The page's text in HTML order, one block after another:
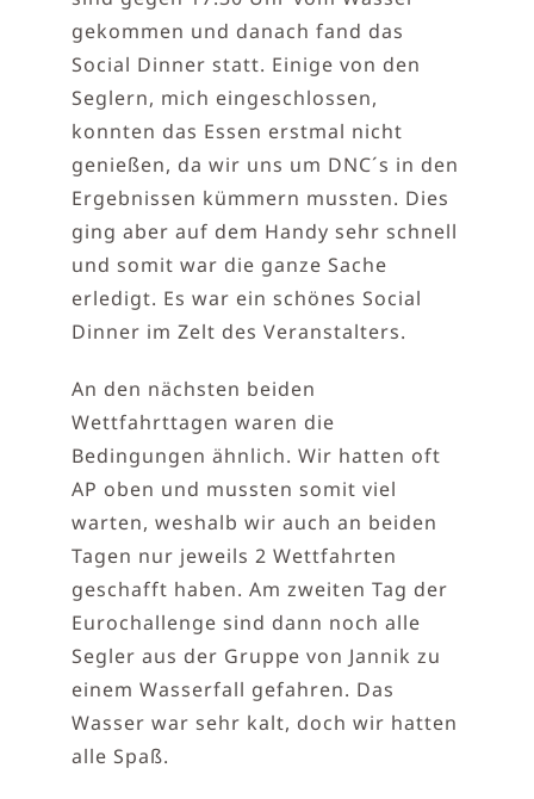
gekommen und danach fand das
Social Dinner statt. Einige von den
Seglern, mich eingeschlossen,
konnten das Essen erstmal nicht
genießen, da wir uns um DNC´s in den
Ergebnissen kümmern mussten. Dies
ging aber auf dem Handy sehr schnell
und somit war die ganze Sache
erledigt. Es war ein schönes Social
Dinner im Zelt des Veranstalters.
An den nächsten beiden
Wettfahrttagen waren die
Bedingungen ähnlich. Wir hatten oft
AP oben und mussten somit viel
warten, weshalb wir auch an beiden
Tagen nur jeweils 2 Wettfahrten
geschafft haben. Am zweiten Tag der
Eurochallenge sind dann noch alle
Segler aus der Gruppe von Jannik zu
einem Wasserfall gefahren. Das
Wasser war sehr kalt, doch wir hatten
alle Spaß.